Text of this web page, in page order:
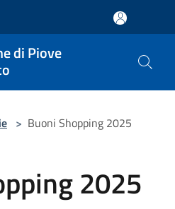
di Piove
> Buoni Shopping 2025
2025